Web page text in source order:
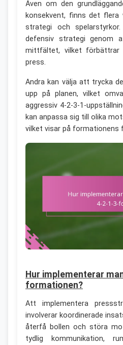
Även om den
konsekvent, finns det flera
strategi och
defensiv strategi genom
mittfältet, vilket förbättrar
press.
Andra kan välja att trycka
upp på planen, vilket
aggressiv 4-2-3-1-
kan anpassa sig till olika
vilket visar på formationens
Hur implementerar
formationen?
Att implementera
involverar koordinerade
återfå bollen och störa
tydlig kommunikation,